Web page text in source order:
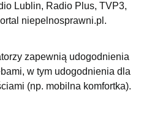
Lublin, Radio Plus, TVP3,
niepelnosprawni.pl.
zapewnią udogodnienia
w tym udogodnienia dla
(np. mobilna komfortka).